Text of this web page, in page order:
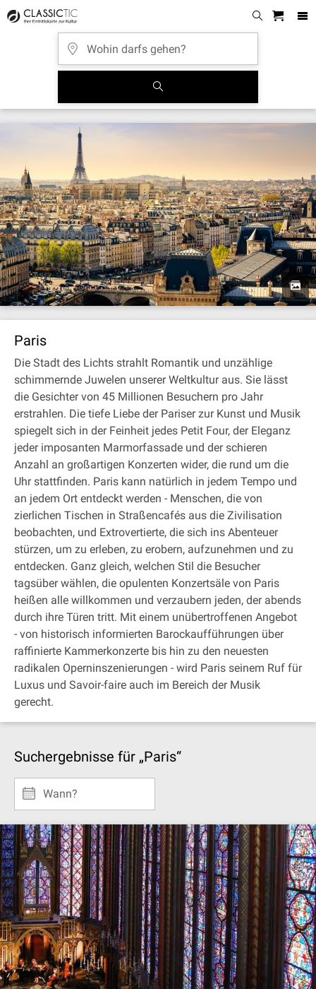
Paris
Die Stadt des Lichts strahlt Romantik und unzählige
schimmernde Juwelen unserer Weltkultur aus. Sie lässt
die Gesichter von 45 Millionen Besuchern pro Jahr
erstrahlen. Die tiefe Liebe der Pariser zur Kunst und Musik
spiegelt sich in der Feinheit jedes Petit Four, der Eleganz
jeder imposanten Marmorfassade und der schieren
Anzahl an großartigen Konzerten wider, die rund um die
Uhr stattfinden. Paris kann natürlich in jedem Tempo und
an jedem Ort entdeckt werden - Menschen, die von
zierlichen Tischen in Straßencafés aus die Zivilisation
beobachten, und Extrovertierte, die sich ins Abenteuer
stürzen, um zu erleben, zu erobern, aufzunehmen und zu
entdecken. Ganz gleich, welchen Stil die Besucher
tagsüber wählen, die opulenten Konzertsäle von Paris
heißen alle willkommen und verzaubern jeden, der abends
durch ihre Türen tritt. Mit einem unübertroffenen Angebot
- von historisch informierten Barockaufführungen über
raffinierte Kammerkonzerte bis hin zu den neuesten
radikalen Operninszenierungen - wird Paris seinem Ruf für
Luxus und Savoir-faire auch im Bereich der Musik
gerecht.
Suchergebnisse für „Paris“
Wann?